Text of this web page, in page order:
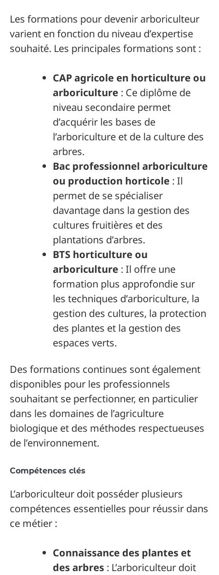
Les formations pour devenir arboriculteur
varient en fonction du niveau d’expertise
souhaité. Les principales formations sont :
CAP agricole en horticulture ou
arboriculture : Ce diplôme de
niveau secondaire permet
d’acquérir les bases de
l’arboriculture et de la culture des
arbres.
Bac professionnel arboriculture
ou production horticole : Il
permet de se spécialiser
davantage dans la gestion des
cultures fruitières et des
plantations d’arbres.
BTS horticulture ou
arboriculture : Il offre une
formation plus approfondie sur
les techniques d’arboriculture, la
gestion des cultures, la protection
des plantes et la gestion des
espaces verts.
Des formations continues sont également
disponibles pour les professionnels
souhaitant se perfectionner, en particulier
dans les domaines de l’agriculture
biologique et des méthodes respectueuses
de l’environnement.
Compétences clés
L’arboriculteur doit posséder plusieurs
compétences essentielles pour réussir dans
ce métier :
Connaissance des plantes et
des arbres : L’arboriculteur doit